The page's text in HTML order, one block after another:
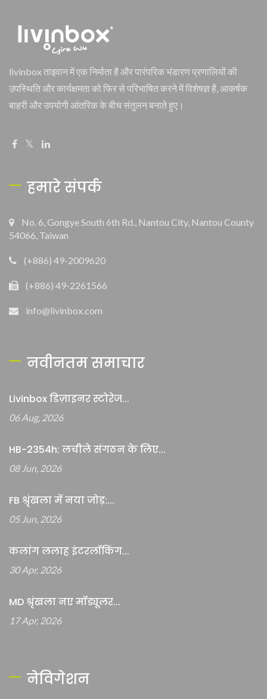
livinbox ताइवान में एक निर्माता है और पारंपरिक भंडारण प्रणालियों की
उपस्थिति और कार्यक्षमता को फिर से परिभाषित करने में विशेषज्ञ है, आकर्षक
बाहरी और उपयोगी आंतरिक के बीच संतुलन बनाते हुए।
हमारे संपर्क
No. 6, Gongye South 6th Rd., Nantou City, Nantou County
54066, Taiwan
(+886) 49-2009620
(+886) 49-2261566
info@livinbox.com
नवीनतम समाचार
Livinbox डिज़ाइनर स्टोरेज...
06 Aug, 2026
HB-2354h: लचीले संगठन के लिए...
08 Jun, 2026
FB श्रृंखला में नया जोड़:...
05 Jun, 2026
कलांग ललाह इंटरलॉकिंग...
30 Apr, 2026
MD श्रृंखला नए मॉड्यूलर...
17 Apr, 2026
नेविगेशन